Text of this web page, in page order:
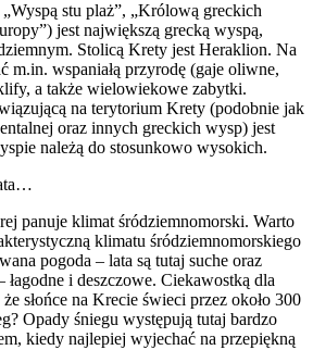
stu plaż”, „Królową greckich
jest największą grecką wyspą,
Stolicą Krety jest Heraklion. Na
m.in. wspaniałą przyrodę (gaje oliwne,
a także wielowiekowe zabytki.
na terytorium Krety (podobnie jak
oraz innych greckich wysp) jest
należą do stosunkowo wysokich.
panuje klimat śródziemnomorski. Warto
klimatu śródziemnomorskiego
pogoda – lata są tutaj suche oraz
łagodne i deszczowe. Ciekawostką dla
słońce na Krecie świeci przez około 300
Opady śniegu występują tutaj bardzo
kiedy najlepiej wyjechać na przepiękną